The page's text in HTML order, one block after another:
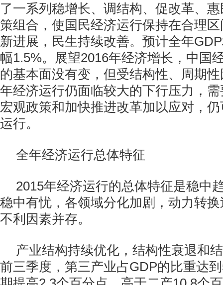
了一系列稳增长、调结构、促改革、
策组合，使国民经济运行保持在合理
新进展，民生持续改善。预计全年
幅1.5%。展望2016年经济增长，中国
的基本面没有变，但受结构性、周期
年经济运行仍面临较大的下行压力，
宏观政策和加快推进改革加以应对，
运行。
全年经济运行总体特征
2015年经济运行的总体特征是稳中
稳中有忧，各领域分化加剧，动力转
不利因素并存。
产业结构持续优化，结构性衰退和
前三季度，第三产业占GDP的比重达